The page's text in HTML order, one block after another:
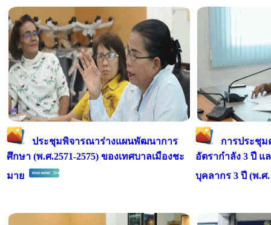
ประชุมพิจารณาร่างแผนพัฒนาการ
ศึกษา (พ.ศ.2571-2575) ของเทศบาลเมืองชะ
มาย
การประชุ
อัตรากำลัง 3 ปี
บุคลากร 3 ปี (พ.ศ